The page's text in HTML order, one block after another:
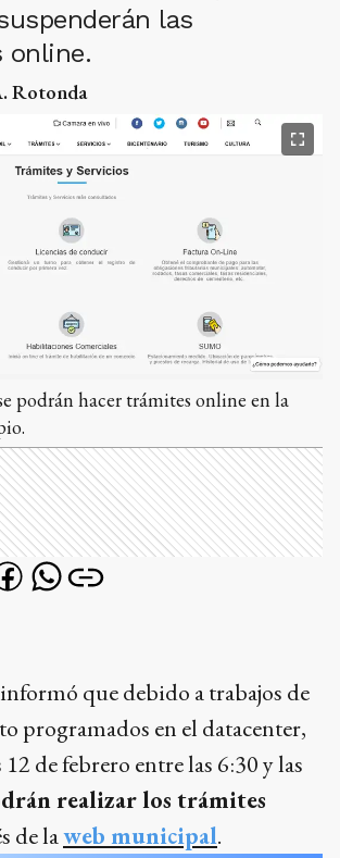
las
online.
Rotonda
podrán hacer trámites online en la
que debido a trabajos de
programados en el datacenter,
de febrero entre las 6:30 y las
realizar los trámites
de laweb municipal.